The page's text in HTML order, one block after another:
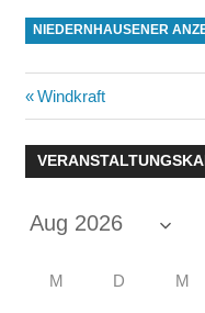
NIEDERNHAUSENER
Vorheriger
Beitrag:
Windkraft
M D M